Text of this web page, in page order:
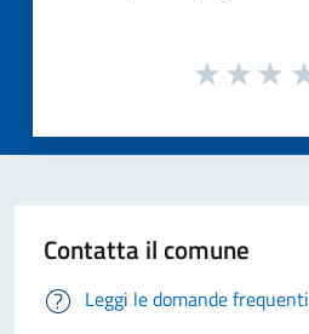
Contatta il comune
Leggi le domande frequenti